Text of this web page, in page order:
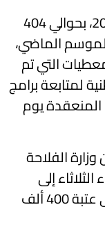
قُدّرت صابة التمور لموسم 2025/2026، بحوالي 404
خلال الموسم الماضي،
جسب المعطيات التي تم
لمتابعة برامج
يوم
الفلاحة
إلى
الأربعاء، قياسيّة إذ تتجاوز للمرّة الأولى عتبة 400 ألف